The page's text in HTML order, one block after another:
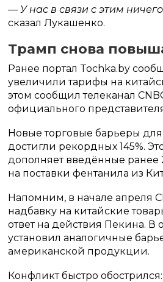
— У нас в связи с этим
сказал Лукашенко.
Трамп снова
Ранее портал Tochka.by
увеличили тарифы на
этом сообщил телеканал
официального
Новые торговые барьеры для
достигли рекордных 145%.
дополняет введённые
на поставки фентанила из
Напомним, в начале апреля
надбавку на китайские
ответ на действия Пекина. В
установил аналогичные
американской продукции.
Конфликт быстро